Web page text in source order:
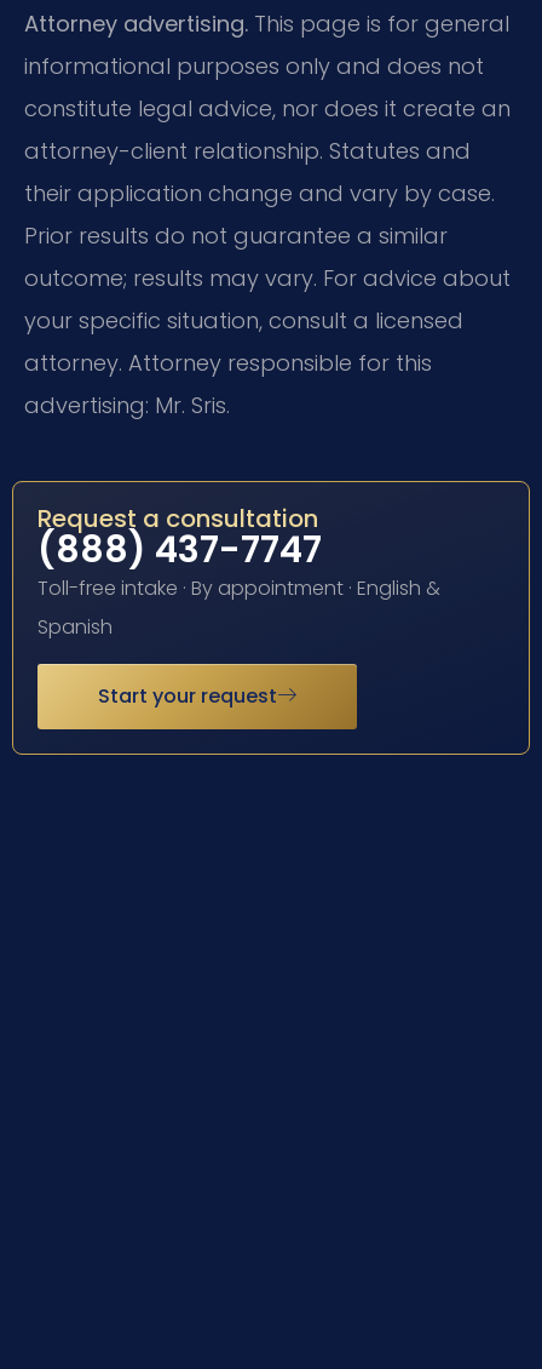
Attorney advertising. This page is for general
informational purposes only and does not
constitute legal advice, nor does it create an
attorney-client relationship. Statutes and
their application change and vary by case.
Prior results do not guarantee a similar
outcome; results may vary. For advice about
your specific situation, consult a licensed
attorney. Attorney responsible for this
advertising: Mr. Sris.
Request a consultation
(888) 437-7747
Toll-free intake · By appointment · English &
Spanish
Start your request